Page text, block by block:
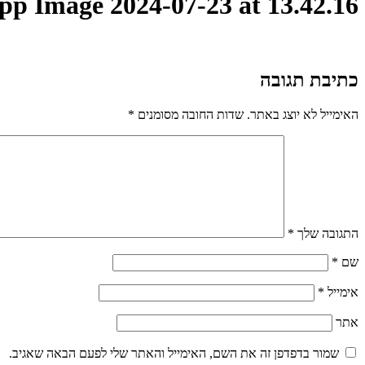
כתיבת תגובה
האימייל לא יוצג באתר. שדות החובה מסומנים *
התגובה שלך *
שם *
אימייל *
אתר
שמור בדפדפן זה את השם, האימייל והאתר שלי לפעם הבאה שאגיב.